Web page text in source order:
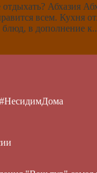
Абхазия
всем. Кухня
в дополнение